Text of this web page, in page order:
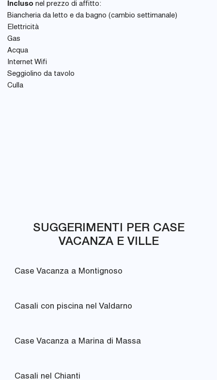
Incluso nel prezzo di affitto:
Biancheria da letto e da bagno (cambio settimanale)
Elettricità
Gas
Acqua
Internet Wifi
Seggiolino da tavolo
Culla
SUGGERIMENTI PER CASE
VACANZA E VILLE
Case Vacanza a Montignoso
Casali con piscina nel Valdarno
Case Vacanza a Marina di Massa
Casali nel Chianti